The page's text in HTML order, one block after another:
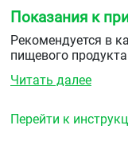
Показания к
Рекомендуется в
пищевого
Читать далее
Перейти к